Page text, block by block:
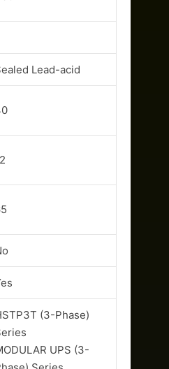
Lead-acid
(3-Phase)
UPS (3-